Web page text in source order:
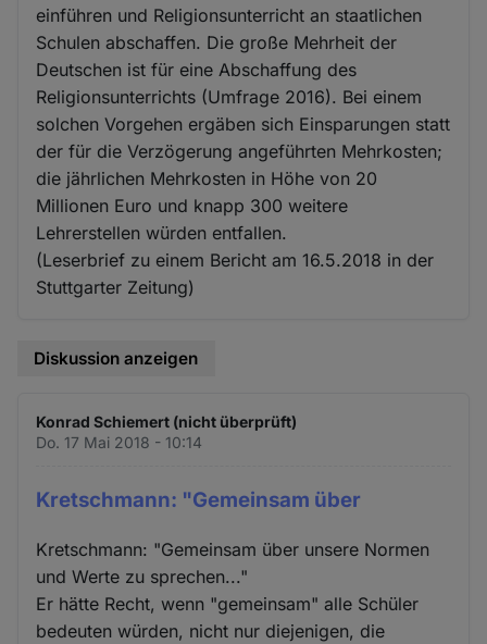
einführen und Religionsunterricht an staatlichen
Schulen abschaffen. Die große Mehrheit der
Deutschen ist für eine Abschaffung des
Religionsunterrichts (Umfrage 2016). Bei einem
solchen Vorgehen ergäben sich Einsparungen statt
der für die Verzögerung angeführten Mehrkosten;
die jährlichen Mehrkosten in Höhe von 20
Millionen Euro und knapp 300 weitere
Lehrerstellen würden entfallen.
(Leserbrief zu einem Bericht am 16.5.2018 in der
Stuttgarter Zeitung)
Diskussion anzeigen
Konrad Schiemert (nicht überprüft)
Do. 17 Mai 2018 - 10:14
Kretschmann: "Gemeinsam über
Kretschmann: "Gemeinsam über unsere Normen
und Werte zu sprechen..."
Er hätte Recht, wenn "gemeinsam" alle Schüler
bedeuten würden, nicht nur diejenigen, die